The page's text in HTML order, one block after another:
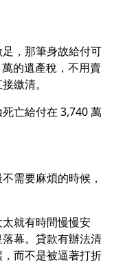
，那筆身故給付可
的遺產稅，不用賣
繳清。
亡給付在 3,740 萬
需要麻煩的時候，
就有時間慢慢安
幕。貸款有辦法清
而不是被逼著打折